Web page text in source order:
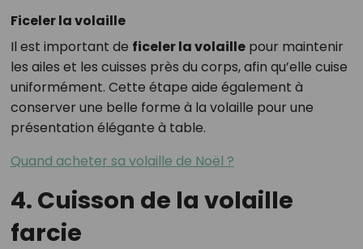
Ficeler la volaille
Il est important de ficeler la volaillepour maintenir
les ailes et les cuisses près du corps, afin qu’elle cuise
uniformément. Cette étape aide également à
conserver une belle forme à la volaille pour une
présentation élégante à table.
Quand acheter sa volaille de Noël ?
4. Cuisson de la volaille
farcie